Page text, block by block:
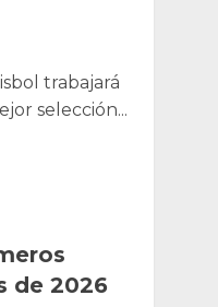
trabajará
selección...
de 2026